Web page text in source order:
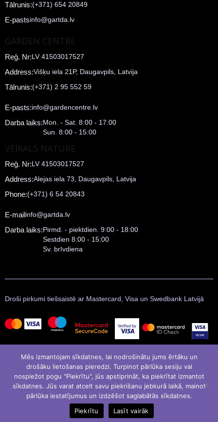
Tālrunis:(+371) 654 20849
E-pastsinfo@gartda.lv
GARDEN CENTRE
Reģ. Nr:LV 41503017527
Address:Višķu iela 21P, Daugavpils, Latvija
Tālrunis:(+371) 2 95 552 59
E-pasts:info@gardencentre.lv
Darba laiks:Mon. - Sat. 8:00 - 17:00
Sun. 8:00 - 15:00
VEIKALS NATURE
Reģ. Nr:LV 41503017527
Address:Alejas iela 73, Daugavpils, Latvija
Phone:(+371) 6 54 20843
E-mailinfo@gartda.lv
Darba laiks:Pirmd. - piektdien. 9:00 - 18:00
Sestdien 8:00 - 15:00
Sv. brīvdiena
Droši pirkumi tiešsaistē ar Mastercard, Visa un Swedbank Latvijā
© Gartda 2021 Izstrādāja
Mēs izmantojam sīkdatnes, lai nodrošinātu jums ērtāku un
drošāku lietošanas pieredzi. Turpinot pārlūka sesiju vai
nospiežot pogu "Piekrītu", jūs apstiprināt, ka piekrītat izmantot
sīkdatnes. Jūs varat atcelt savu piekrišanu jebkurā laikā, mainot
pārlūka iestatījumus un izdzēšot saglabātās sīkdatnes.
Piekrītu
Lasīt vairāk